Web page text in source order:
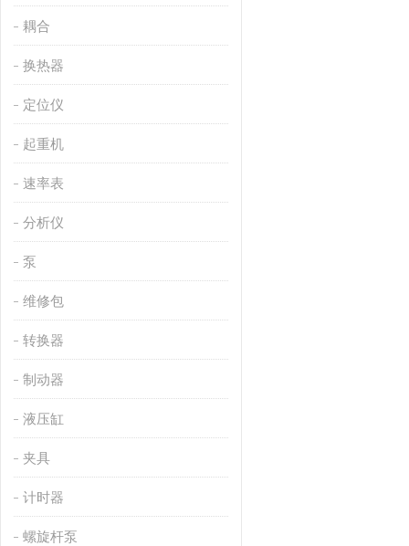
耦合
换热器
定位仪
起重机
速率表
分析仪
泵
维修包
转换器
制动器
液压缸
夹具
计时器
螺旋杆泵